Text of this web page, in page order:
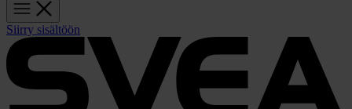
Siirry sisältöön